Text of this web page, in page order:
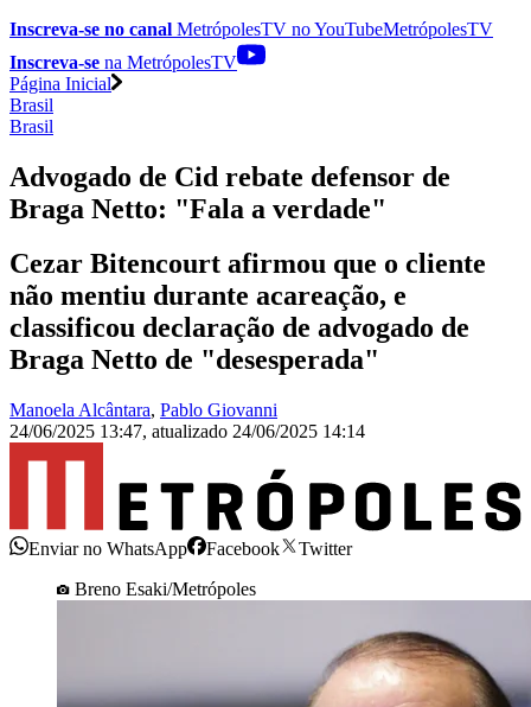
Inscreva-se no canal MetrópolesTV noYouTubeMetrópolesTV
Inscreva-se na MetrópolesTV
Página Inicial
Brasil
Brasil
Advogado de Cid rebate defensor de
Braga Netto: "Fala a verdade"
Cezar Bitencourt afirmou que o cliente
não mentiu durante acareação, e
classificou declaração de advogado de
Braga Netto de "desesperada"
Manoela Alcântara, Pablo Giovanni
24/06/2025 13:47, atualizado 24/06/2025 14:14
Enviar no WhatsApp Facebook
Twitter
Breno Esaki/Metrópoles